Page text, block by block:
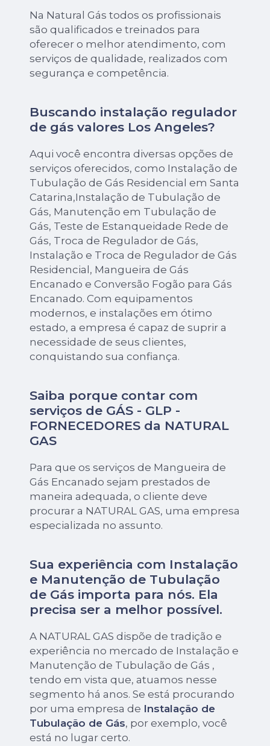
Na Natural Gás todos os profissionais
são qualificados e treinados para
oferecer o melhor atendimento, com
serviços de qualidade, realizados com
segurança e competência.
Buscando instalação regulador
de gás valores Los Angeles?
Aqui você encontra diversas opções de
serviços oferecidos, como Instalação de
Tubulação de Gás Residencial em Santa
Catarina,Instalação de Tubulação de
Gás, Manutenção em Tubulação de
Gás, Teste de Estanqueidade Rede de
Gás, Troca de Regulador de Gás,
Instalação e Troca de Regulador de Gás
Residencial, Mangueira de Gás
Encanado e Conversão Fogão para Gás
Encanado. Com equipamentos
modernos, e instalações em ótimo
estado, a empresa é capaz de suprir a
necessidade de seus clientes,
conquistando sua confiança.
Saiba porque contar com
serviços de GÁS - GLP -
FORNECEDORES da NATURAL
GAS
Para que os serviços de Mangueira de
Gás Encanado sejam prestados de
maneira adequada, o cliente deve
procurar a NATURAL GAS, uma empresa
especializada no assunto.
Sua experiência com Instalação
e Manutenção de Tubulação
de Gás importa para nós. Ela
precisa ser a melhor possível.
A NATURAL GAS dispõe de tradição e
experiência no mercado de Instalação e
Manutenção de Tubulação de Gás ,
tendo em vista que, atuamos nesse
segmento há anos. Se está procurando
por uma empresa de Instalação de
Tubulação de Gás, por exemplo, você
está no lugar certo.